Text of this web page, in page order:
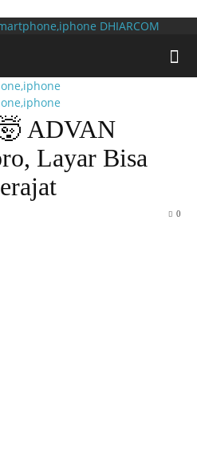
DHIARCOM
ADVAN
Layar Bisa
0
TikTok: 1,8M